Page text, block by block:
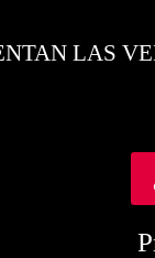
LAS